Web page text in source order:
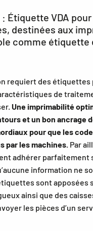
: Étiquette VDA pour
destinées aux
comme
requiert des
de
Une imprimabilité
et un bon ancrage
pour que les
par les machines. Par
adhérer parfaitement
information ne
sont apposées
ainsi que des
les pièces d’un